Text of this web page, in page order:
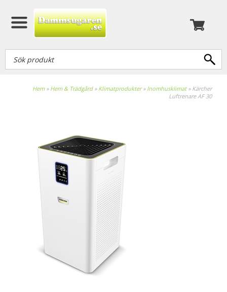
Hem» Hem & Trädgård» Klimatprodukter» Inomhusklimat» Kärcher
Luftrenare AF 30